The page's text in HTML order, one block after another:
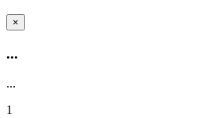
×
...
...
1